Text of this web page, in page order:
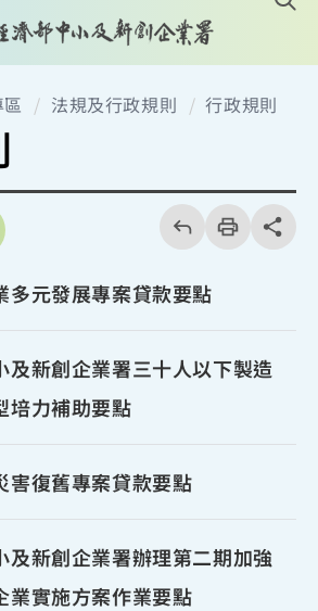
法規及行政規則 行政規則
回
上
一
頁
列
印
share分享
多元發展專案貸款要點
及新創企業署三十人以下製造
培力補助要點
害復舊專案貸款要點
及新創企業署辦理第二期加強
業實施方案作業要點